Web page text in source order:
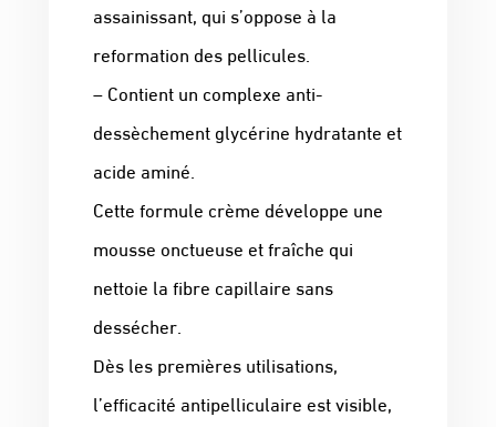
assainissant, qui s’oppose à la
reformation des pellicules.
– Contient un complexe anti-
dessèchement glycérine hydratante et
acide aminé.
Cette formule crème développe une
mousse onctueuse et fraîche qui
nettoie la fibre capillaire sans
dessécher.
Dès les premières utilisations,
l’efficacité antipelliculaire est visible,